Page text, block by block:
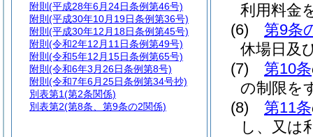
利用料金
(6)
第9条
休場日及
(7)
第10条
の制限を
(8)
第11条
し、又は
附則 (平成28年6月24日条例第46号)
附則 (平成30年10月19日条例第36号)
附則 (平成30年12月18日条例第45号)
附則 (令和2年12月11日条例第49号)
附則 (令和5年12月15日条例第65号)
附則 (令和6年3月26日条例第8号)
附則 (令和7年6月25日条例第34号抄)
別表第1(第2条関係)
別表第2(第8条、第9条の2関係)